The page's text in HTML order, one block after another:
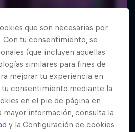
que son necesarias por
Con tu consentimiento, se
(que incluyen aquellas
similares para fines de
mejorar tu experiencia en
tu consentimiento mediante la
en el pie de página en
mayor información, consulta la
y la Configuración de cookies